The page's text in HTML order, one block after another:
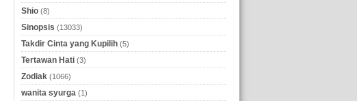
Shio (8)
Sinopsis (13033)
Takdir Cinta yang Kupilih (5)
Tertawan Hati (3)
Zodiak (1066)
wanita syurga (1)